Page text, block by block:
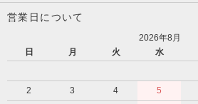
営業日について
2026年8月
日
月 火 水
2
3 4 5